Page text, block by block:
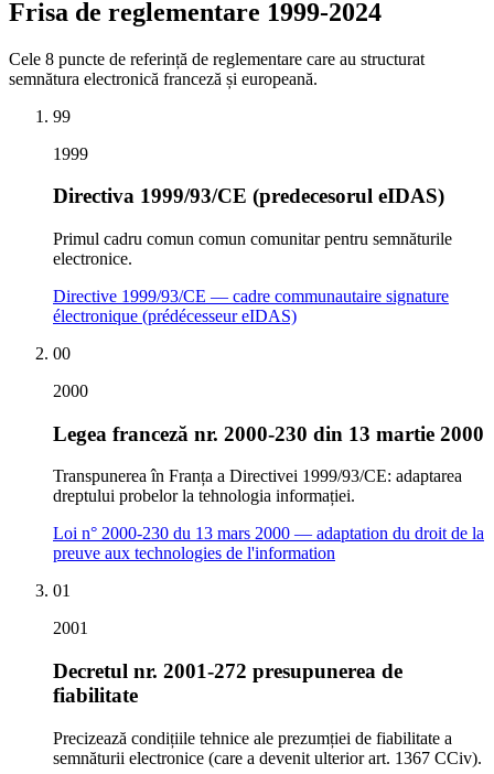
Frisa de reglementare 1999-2024
Cele 8 puncte de referință de reglementare care au structurat
semnătura electronică franceză și europeană.
99
1999
Directiva 1999/93/CE (predecesorul eIDAS)
Primul cadru comun comun comunitar pentru semnăturile
electronice.
Directive 1999/93/CE — cadre communautaire signature
électronique (prédécesseur eIDAS)
00
2000
Legea franceză nr. 2000-230 din 13 martie 2000
Transpunerea în Franța a Directivei 1999/93/CE: adaptarea
dreptului probelor la tehnologia informației.
Loi n° 2000-230 du 13 mars 2000 — adaptation du droit de la
preuve aux technologies de l'information
01
2001
Decretul nr. 2001-272 presupunerea de
fiabilitate
Precizează condițiile tehnice ale prezumției de fiabilitate a
semnăturii electronice (care a devenit ulterior art. 1367 CCiv).